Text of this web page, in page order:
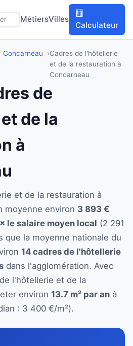
MétiersVilles
🧮
Calculateur
Concarneau
Cadres de l'hôtellerie
et de la restauration à
Concarneau
de
de la
à
et de la restauration à
moyenne environ 3 893 €
le salaire moyen local (2 291
que la moyenne nationale du
14 cadres de l'hôtellerie
dans l'agglomération. Avec
l'hôtellerie et de la
environ 13.7 m² par an à
: 3 400 €/m²).